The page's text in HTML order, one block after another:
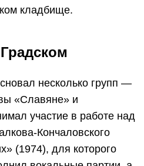
кладбище.
несколько групп —
«Славяне» и
участие в работе над
Кончаловского
(1974), для которого